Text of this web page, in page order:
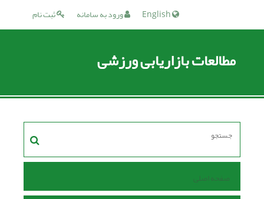
ثبت نام ورود به سامانه
مطالعات بازاریابی ورزشی
صفحه اصلی